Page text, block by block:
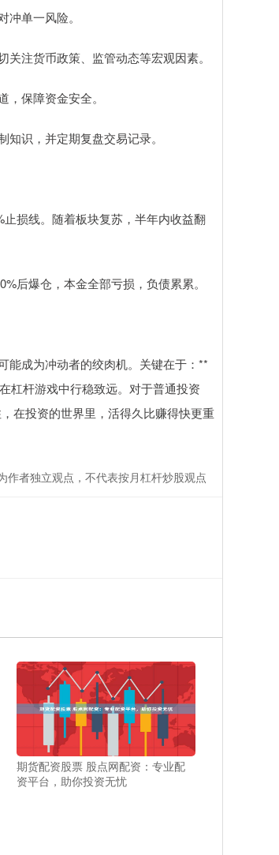
单一风险。
注货币政策、监管动态等宏观因素。
保障资金安全。
识，并定期复盘交易记录。
损线。随着板块复苏，半年内收益翻
后爆仓，本金全部亏损，负债累累。
能成为冲动者的绞肉机。关键在于：**
杠杆游戏中行稳致远。对于普通投资
在投资的世界里，活得久比赚得快更重
作者独立观点，不代表按月杠杆炒股观点
期货配资股票 股点网配资：专业配
资平台，助你投资无忧